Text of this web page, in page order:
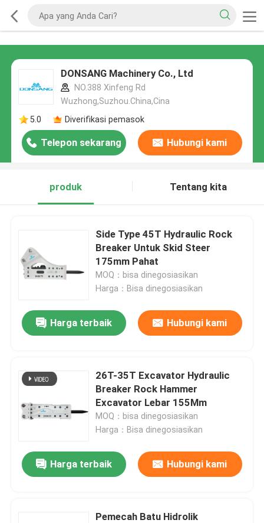
DONSANG Machinery Co., Ltd
NO.388 Xinfeng Rd
Wuzhong,Suzhou.China,Cina
5.0
Diverifikasi pemasok
Telepon sekarang Hubungi kami
produk Tentang kita
Side Type 45T Hydraulic Rock
Breaker Untuk Skid Steer
175mm Pahat
MOQ：bisa dinegosiasikan
Harga：Bisa dinegosiasikan
Harga terbaik Hubungi kami
26T-35T Excavator Hydraulic
Breaker Rock Hammer
Excavator Lebar 155Mm
MOQ：bisa dinegosiasikan
Harga：Bisa dinegosiasikan
Harga terbaik Hubungi kami
Pemecah Batu Hidrolik